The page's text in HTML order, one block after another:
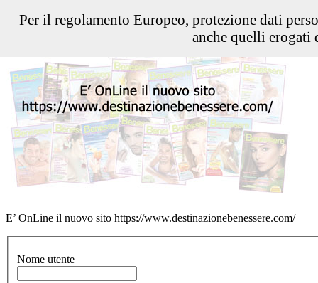
E’ OnLine il nuovo sito https://www.destinazionebenessere.com/
Nome utente
Per il regolamento Europeo, protezione dati
anche quelli erogati